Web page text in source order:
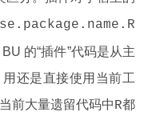
的“插件”代码是从主
还是直接使用当前工
前大量遗留代码中R都